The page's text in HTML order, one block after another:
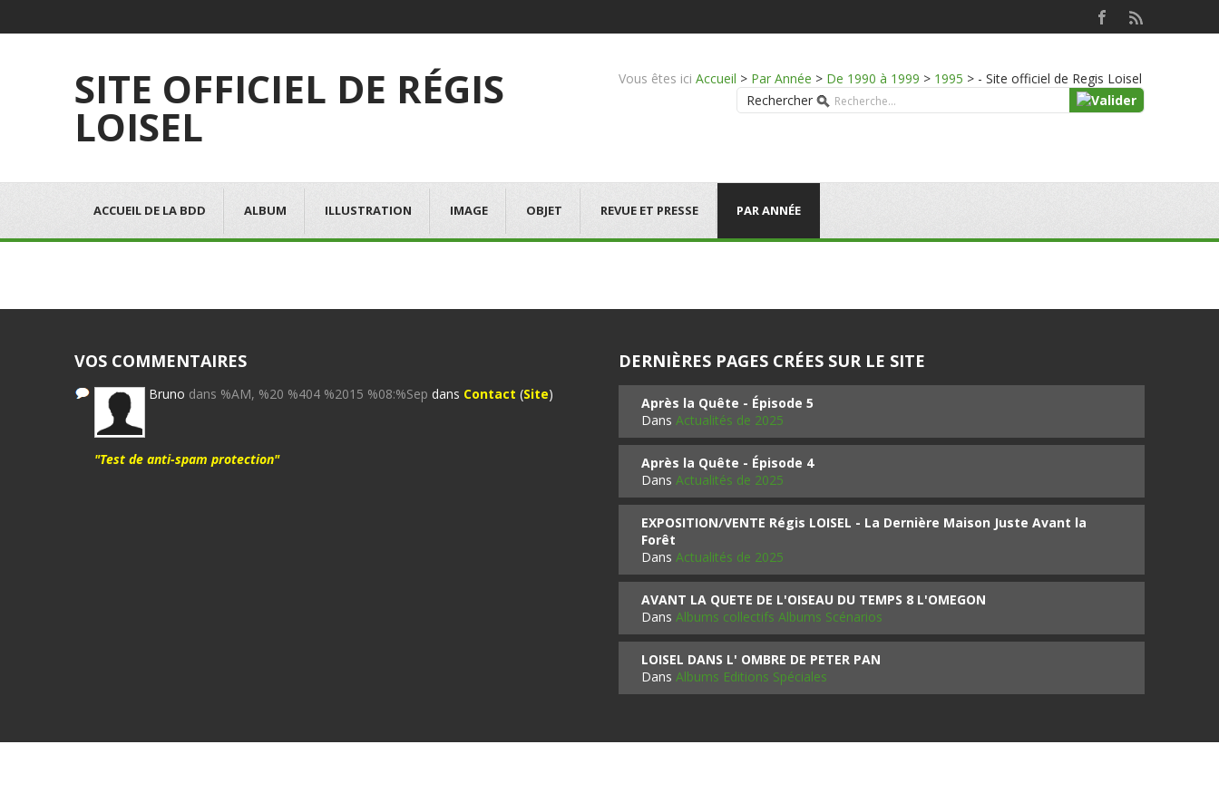
SITE OFFICIEL DE RÉGIS
LOISEL
Vous êtes ici Accueil > Par Année > De 1990 à 1999 > 1995 > - Site officiel de Regis Loisel
Rechercher
ACCUEIL DE LA BDD ALBUM ILLUSTRATION IMAGE OBJET REVUE ET PRESSE PAR ANNÉE
VOS COMMENTAIRES
Bruno dans %AM, %20 %404 %2015 %08:%Sep dans Contact (Site)
"Test de anti-spam protection"
DERNIÈRES PAGES CRÉES SUR LE SITE
Après la Quête - Épisode 5
Dans Actualités de 2025
Après la Quête - Épisode 4
Dans Actualités de 2025
EXPOSITION/VENTE Régis LOISEL - La Dernière Maison Juste Avant la
Forêt
Dans Actualités de 2025
AVANT LA QUETE DE L'OISEAU DU TEMPS 8 L'OMEGON
Dans Albums collectifs Albums Scénarios
LOISEL DANS L' OMBRE DE PETER PAN
Dans Albums Editions Spéciales